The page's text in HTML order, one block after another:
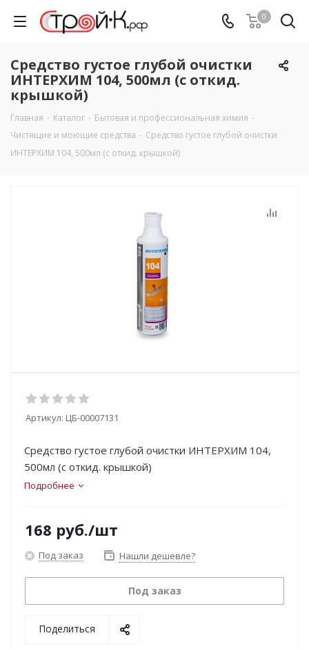
0
Средство густое глубой очистки
ИНТЕРХИМ 104, 500мл (с откид.
крышкой)
Главная - Каталог - Бытовая и профессиональная химия -
Чистящие и моющие средства - Средство густое глубой очистки
ИНТЕРХИМ 104, 500мл (с откид. крышкой)
Артикул: ЦБ-00007131
Средство густое глубой очистки ИНТЕРХИМ 104,
500мл (с откид. крышкой)
Подробнее
168 руб./шт
Под заказ Нашли дешевле?
Под заказ
Поделиться